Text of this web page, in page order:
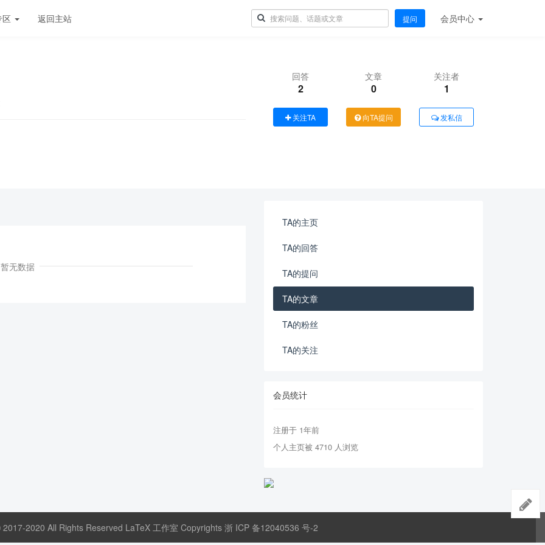
区 返回主站 提问 会员中心
回答
2
文章
0
关注者
1
关注TA 向TA提问 发私信
暂无数据
TA的主页
TA的回答
TA的提问
TA的文章
TA的粉丝
TA的关注
会员统计
注册于 1年前
个人主页被 4710 人浏览
2020 All Rights Reserved LaTeX 工作室 Copyrights 浙 ICP 备12040536 号-2